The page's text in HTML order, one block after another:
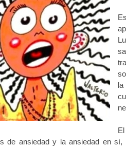
de ansiedad y la ansiedad en